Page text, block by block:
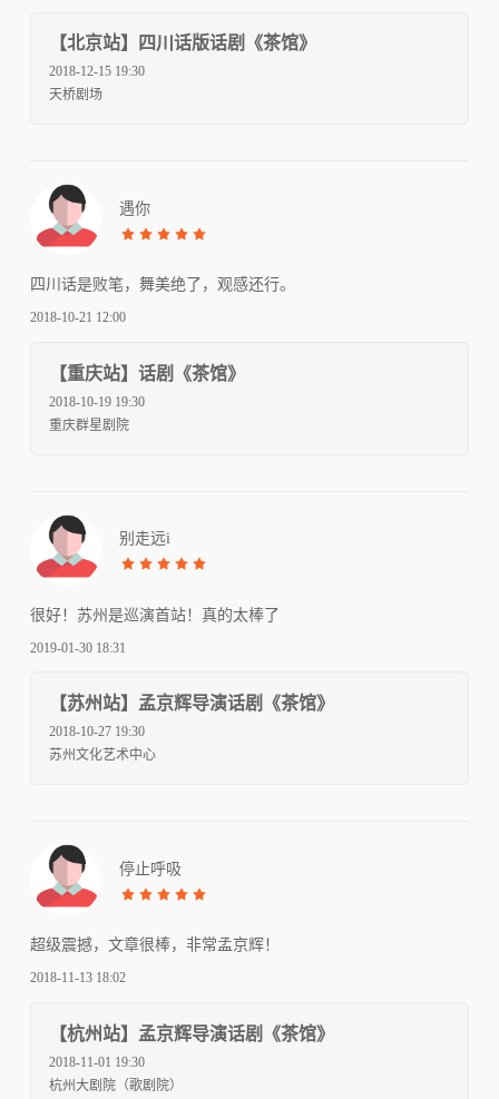
【北京站】四川话版话剧《茶馆》
2018-12-15 19:30
天桥剧场
遇你
四川话是败笔，舞美绝了，观感还行。
2018-10-21 12:00
【重庆站】话剧《茶馆》
2018-10-19 19:30
重庆群星剧院
别走远i
很好！苏州是巡演首站！真的太棒了
2019-01-30 18:31
【苏州站】孟京辉导演话剧《茶馆》
2018-10-27 19:30
苏州文化艺术中心
停止呼吸
超级震撼，文章很棒，非常孟京辉！
2018-11-13 18:02
【杭州站】孟京辉导演话剧《茶馆》
2018-11-01 19:30
杭州大剧院（歌剧院）